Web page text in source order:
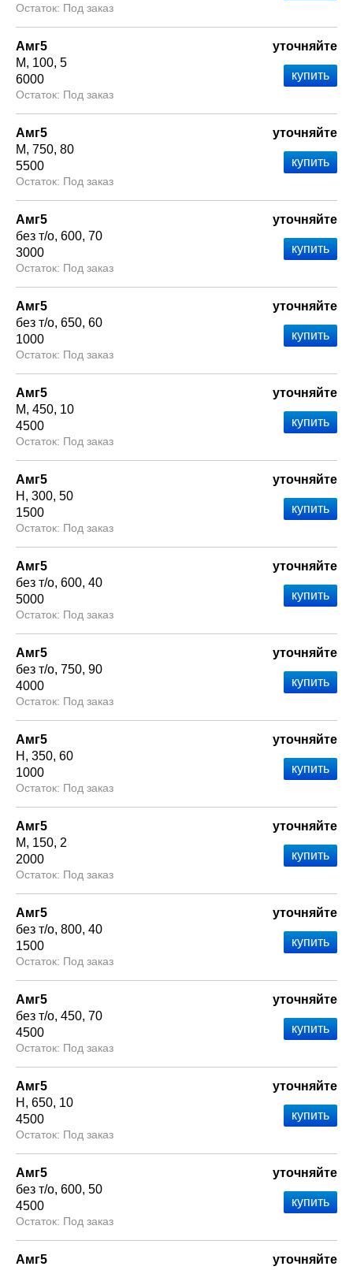
Под заказ
Амг5
М
100 5
6000
Под заказ
уточняйте
Амг5
М 750 80
5500
Под заказ
уточняйте
Амг5
без т/о 600 70
3000
Под заказ
уточняйте
Амг5
без т/о 650 60
1000
Под заказ
уточняйте
Амг5
М 450 10
4500
Под заказ
уточняйте
Амг5
Н
300 50
1500
Под заказ
уточняйте
Амг5
без т/о 600 40
5000
Под заказ
уточняйте
Амг5
без т/о 750 90
4000
Под заказ
уточняйте
Амг5
Н
350 60
1000
Под заказ
уточняйте
Амг5
М
150 2
2000
Под заказ
уточняйте
Амг5
без т/о 800 40
1500
Под заказ
уточняйте
Амг5
без т/о 450 70
4500
Под заказ
уточняйте
Амг5
Н
650 10
4500
Под заказ
уточняйте
Амг5
без т/о 600 50
4500
Под заказ
уточняйте
Амг5
уточняйте